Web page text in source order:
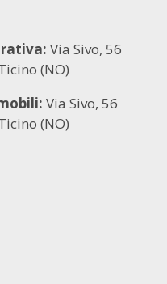
Via Sivo, 56
(NO)
Via Sivo, 56
(NO)